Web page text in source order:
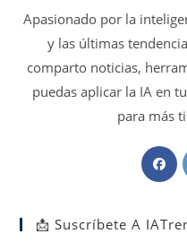
Apasionado por la
y las últimas
comparto noticias,
puedas aplicar la IA en
para más
📩 Suscríbete A